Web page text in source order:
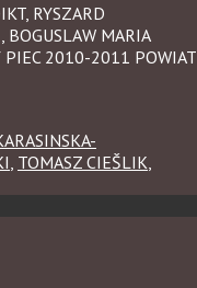
RYSZARD
BOGUSLAW MARIA
PIEC 2010-2011 POWIAT
TOMASZ CIEŠLIK